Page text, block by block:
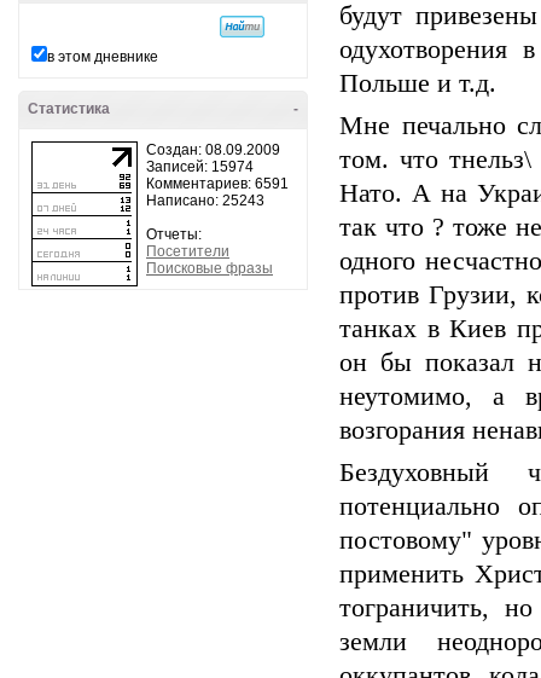
в этом дневнике
-
Статистика
Создан: 08.09.2009
Записей: 15974
Комментариев: 6591
Написано: 25243
Отчеты:
Посетители
Поисковые фразы
будут
Польше и т.д.
Мне печально
том. что
Нато. А на
так что ? тоже
одного
против Грузии,
танках в Киев
он бы показал
неутомимо, а
возгорания
Бездуховный
потенциально
постовому"
применить
тограничить,
земли